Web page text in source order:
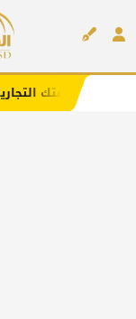
ويجذب لك